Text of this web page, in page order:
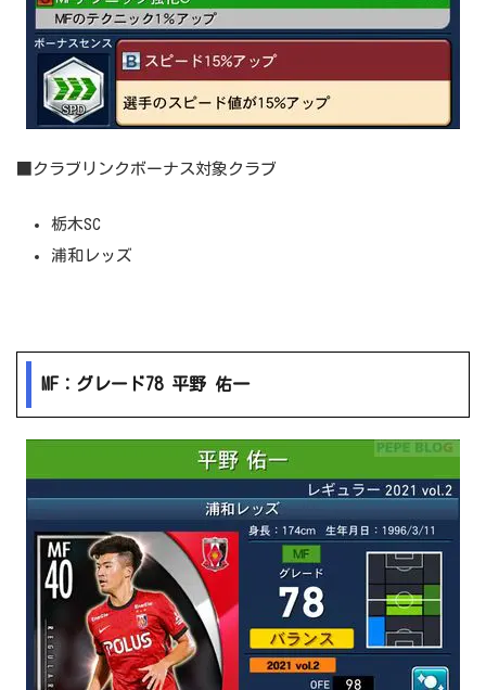
■クラブリンクボーナス対象クラブ
栃木SC
浦和レッズ
MF：グレード78 平野 佑一